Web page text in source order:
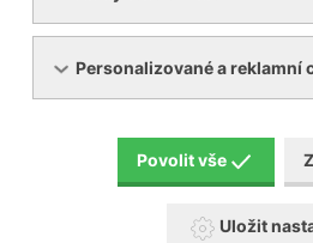
Servis
Personalizované a reklamní
Povolit vše
Uložit